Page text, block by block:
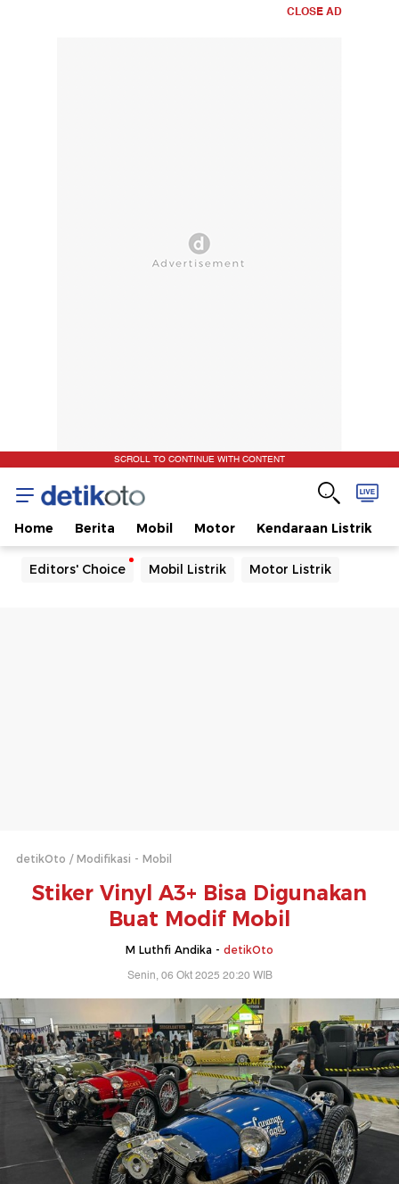
CLOSE AD
SCROLL TO CONTINUE WITH CONTENT
Home Berita Mobil Motor Kendaraan Listrik
Editors' Choice Mobil Listrik Motor Listrik
detikOto Modifikasi - Mobil
Stiker Vinyl A3+ Bisa Digunakan
Buat Modif Mobil
M Luthfi Andika - detikOto
Senin, 06 Okt 2025 20:20 WIB